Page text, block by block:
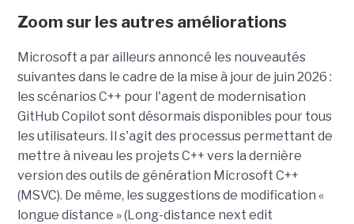
Zoom sur les autres améliorations
Microsoft a par ailleurs annoncé les nouveautés
suivantes dans le cadre de la mise à jour de juin 2026 :
les scénarios C++ pour l'agent de modernisation
GitHub Copilot sont désormais disponibles pour tous
les utilisateurs. Il s'agit des processus permettant de
mettre à niveau les projets C++ vers la dernière
version des outils de génération Microsoft C++
(MSVC). De même, les suggestions de modification «
longue distance » (Long-distance next edit